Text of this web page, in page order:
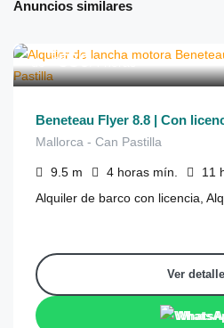
Anuncios similares
de
€550 /4 horas
Beneteau Flyer 8.8 | Con
Mallorca - Can Pastilla
9.5 m 4 horas mín. 11
Alquiler de barco con licencia,
Ver